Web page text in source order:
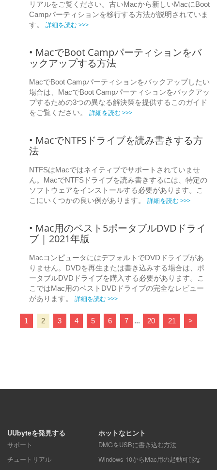
リアルをご覧ください。古いMacから新しいMacにBoot
Campパーティションを移行する方法が説明されていま
す。 詳細を読む >>>
• MacでBoot Campパーティションをバ
ックアップする方法
MacでBoot Campパーティションをバックアップしたい
場合は、MacでBoot Campパーティションをバックアッ
プするための3つの異なる解決策を提供するこのガイド
をご覧ください。 詳細を読む >>>
• MacでNTFSドライブを読み書きする方
法
NTFSはMacではネイティブでサポートされていませ
ん。MacでNTFSドライブを読み書きするには、特定の
ソフトウェアをインストールする必要があります。こ
こにいくつかの良い例があります。 詳細を読む >>>
• Mac用のベスト5ポータブルDVDドライ
ブ | 2021年版
MacコンピュータにはデフォルトでDVDドライブがあ
りません。DVDを再生または書き込みする場合は、ポ
ータブルDVDドライブを購入する必要があります。こ
こではMac用のベストDVDドライブの完全なレビュー
があります。 詳細を読む >>>
1 2 3 4 5 6 7 ... 20 21 >
UUbyteを発見する
サポート
チュートリアル
ホットなヒント
DMGをUSBに書き込む方法
Windows 10からMac用の起動可能な